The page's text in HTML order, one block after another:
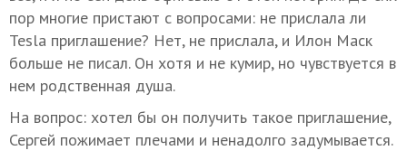
пор многие пристают с вопросами: не прислала ли
Tesla приглашение? Нет, не прислала, и Илон Маск
больше не писал. Он хотя и не кумир, но чувствуется в
нем родственная душа.
На вопрос: хотел бы он получить такое приглашение,
Сергей пожимает плечами и ненадолго задумывается.